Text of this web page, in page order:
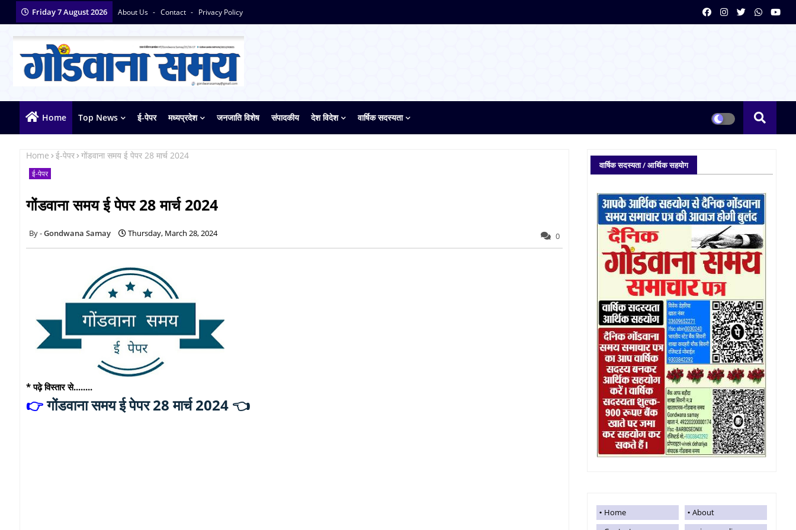
Friday 7 August 2026 About Us Contact Privacy Policy
Home Top News ई-पेपर मध्यप्रदेश जनजाति विशेष संपादकीय देश विदेश वार्षिक सदस्यता
Home ई-पेपर गोंडवाना समय ई पेपर 28 मार्च 2024
ई-पेपर
गोंडवाना समय ई पेपर 28 मार्च 2024
Gondwana Samay Thursday, March 28, 2024 0
* पढ़े विस्तार से........
👉गोंडवाना समय ई पेपर 28 मार्च 2024 👈
वार्षिक सदस्यता / आर्थिक सहयोग
Home
About